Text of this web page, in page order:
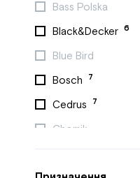
Bass Polska
Black&Decker 6
Blue Bird
Bosch
7
Cedrus 7
Chomik
6